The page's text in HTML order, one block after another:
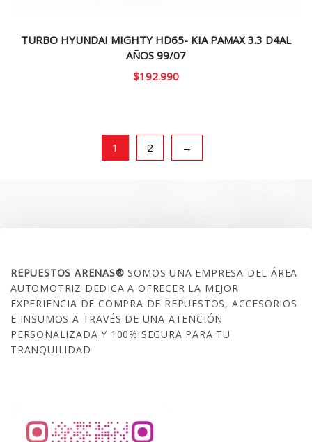
TURBO HYUNDAI MIGHTY HD65- KIA PAMAX 3.3 D4AL
AÑOS 99/07
$192.990
1 2 →
REPUESTOS ARENAS®SOMOS UNA EMPRESA DEL ÁREA
AUTOMOTRIZ DEDICA A OFRECER LA MEJOR
EXPERIENCIA DE COMPRA DE REPUESTOS, ACCESORIOS
E INSUMOS A TRAVÉS DE UNA ATENCIÓN
PERSONALIZADA Y 100% SEGURA PARA TU
TRANQUILIDAD